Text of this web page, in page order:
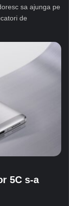
sa ajunga pe
de
5C s-a